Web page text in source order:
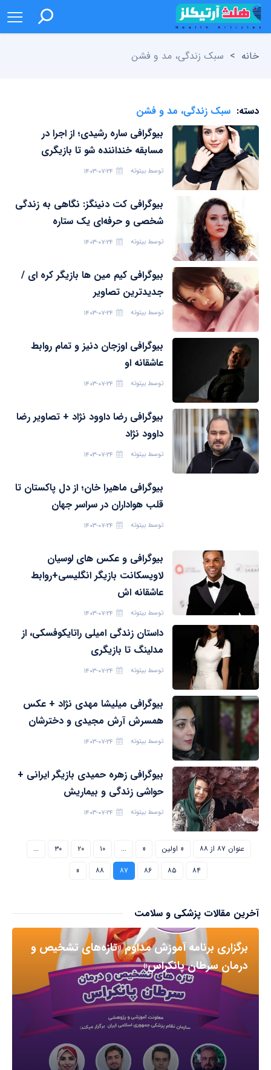
خانه > سبک زندگی، مد و فشن
دسته: سبک زندگی، مد و فشن
بیوگرافی ساره رشیدی؛ از اجرا در
مسابقه خنداننده شو تا بازیگری
توسط بیتوته ۱۴۰۳-۰۷-۲۴
بیوگرافی کت دنینگز: نگاهی به زندگی
شخصی و حرفه‌ای یک ستاره
توسط بیتوته ۱۴۰۳-۰۷-۲۴
بیوگرافی کیم مین ها بازیگر کره ای /
جدیدترین تصاویر
توسط بیتوته ۱۴۰۳-۰۷-۲۴
بیوگرافی اوزجان دنیز و تمام روابط
عاشقانه او
توسط بیتوته ۱۴۰۳-۰۷-۲۴
بیوگرافی رضا داوود نژاد + تصاویر رضا
داوود نژاد
توسط بیتوته ۱۴۰۳-۰۷-۲۴
بیوگرافی ماهیرا خان؛ از دل پاکستان تا
قلب هواداران در سراسر جهان
توسط بیتوته ۱۴۰۳-۰۷-۲۴
بیوگرافی و عکس های لوسیان
لاویسکانت بازیگر انگلیسی+روابط
عاشقانه اش
توسط بیتوته ۱۴۰۳-۰۷-۲۴
داستان زندگی امیلی راتایکوفسکی، از
مدلینگ تا بازیگری
توسط بیتوته ۱۴۰۳-۰۷-۲۴
بیوگرافی میلیشا مهدی نژاد + عکس
همسرش آرش مجیدی و دخترشان
توسط بیتوته ۱۴۰۳-۰۷-۲۴
بیوگرافی زهره حمیدی بازیگر ایرانی +
حواشی زندگی و بیماریش
توسط بیتوته ۱۴۰۳-۰۷-۲۴
عنوان ۸۷ از ۸۸ « اولین «
... ۱۰ ۲۰ ۳۰
...
۸۴
۸۵ ۸۶ ۸۷ ۸۸ »
آخرین مقالات پزشکی و سلامت
برگزاری برنامه آموزش مداوم «تازه‌های تشخیص و
درمان سرطان پانکراس»